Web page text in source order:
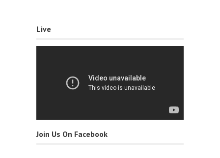
Live
Join Us On Facebook